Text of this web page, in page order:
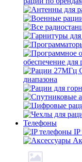
обеспечение для
диапазона
Телефоны
IP